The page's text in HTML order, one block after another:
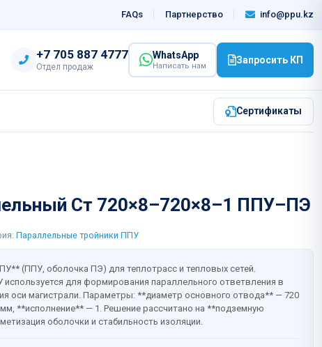
FAQs Партнерство info@ppu.kz
‎+7 705 887 4777
Отдел продаж
WhatsApp
Написать нам
Запросить КП
Сертификаты
Ст 720×8–720×8–1 ППУ–ПЭ
Параллельные тройники ППУ
(ППУ, оболочка ПЭ) для теплотрасс и тепловых сетей.
для формирования параллельного ответвления в
оси магистрали. Параметры: **диаметр основного отвода** — 720
**исполнение** — 1. Решение рассчитано на **подземную
оболочки и стабильность изоляции.